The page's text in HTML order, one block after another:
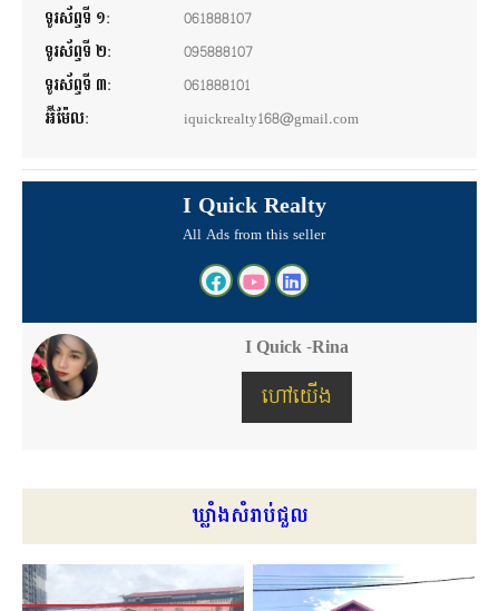
ទូរស័ព្ទទី ១:
061888107
ទូរស័ព្ទទី ២:
095888107
ទូរស័ព្ទទី ៣:
061888101
អ៊ីម៉ែល:
iquickrealty168@gmail.com
I Quick Realty
All Ads from this seller
I Quick -Rina
ហៅយើង
ឃ្លាំងសំរាប់ជួល